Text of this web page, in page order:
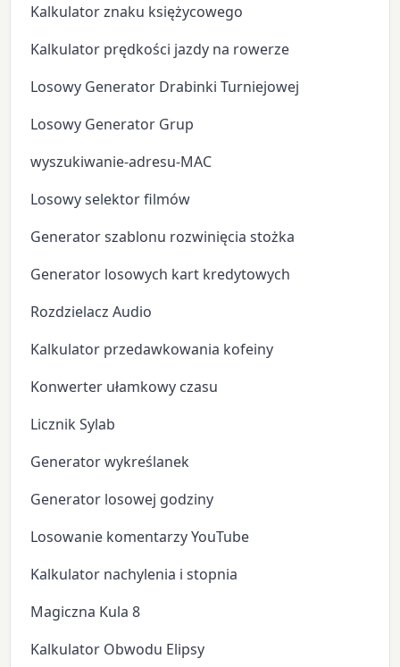
Kalkulator znaku księżycowego
Kalkulator prędkości jazdy na rowerze
Losowy Generator Drabinki Turniejowej
Losowy Generator Grup
wyszukiwanie-adresu-MAC
Losowy selektor filmów
Generator szablonu rozwinięcia stożka
Generator losowych kart kredytowych
Rozdzielacz Audio
Kalkulator przedawkowania kofeiny
Konwerter ułamkowy czasu
Licznik Sylab
Generator wykreślanek
Generator losowej godziny
Losowanie komentarzy YouTube
Kalkulator nachylenia i stopnia
Magiczna Kula 8
Kalkulator Obwodu Elipsy